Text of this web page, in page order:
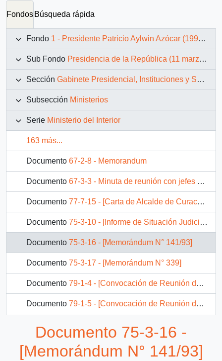
Fondos Búsqueda rápida
Fondo 1 - Presidente Patricio Aylwin Azócar (1990-1994)
Sub Fondo Presidencia de la República (11 marzo 1990 – 11 marzo 1994)
Sección Gabinete Presidencial, Instituciones y Servicios
Subsección Ministerios
Serie Ministerio del Interior
163 más...
Documento 67-2-8 - Memorandum
Documento 67-3-3 - Minuta de reunión con jefes de partidos políticos de la Concertación
Documento 77-7-15 - [Carta de Alcalde de Curacautín dirigida a Director de Vialidad solicitando incluir caminio en Plan Isar]
Documento 75-3-10 - [Informe de Situación Judicial sobre Colonia Dignidad]
Documento 75-3-16 - [Memorándum N° 141/93]
Documento 75-3-17 - [Memorándum N° 339]
Documento 79-1-4 - [Convocación de Reunión del Comité Consultivo de Inteligencia]
Documento 79-1-5 - [Convocación de Reunión del Comité Consultivo de Inteligencia]
262 más...
Documento 75-3-16 -
[Memorándum N° 141/93]